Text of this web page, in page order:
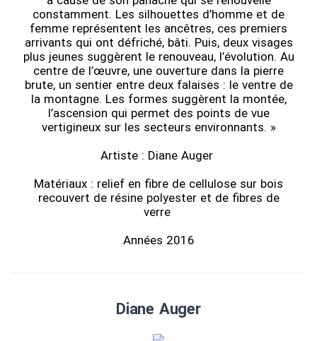
constamment. Les silhouettes d’homme et de
femme représentent les ancêtres, ces premiers
arrivants qui ont défriché, bâti. Puis, deux visages
plus jeunes suggèrent le renouveau, l’évolution. Au
centre de l’œuvre, une ouverture dans la pierre
brute, un sentier entre deux falaises : le ventre de
la montagne. Les formes suggèrent la montée,
l’ascension qui permet des points de vue
vertigineux sur les secteurs environnants. »
Artiste : Diane Auger
Matériaux : relief en fibre de cellulose sur bois
recouvert de résine polyester et de fibres de
verre
Années 2016
Diane Auger